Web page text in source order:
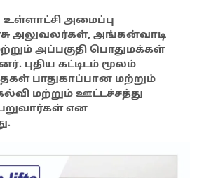
உள்ளாட்சி அமைப்பு
அலுவலர்கள், அங்கன்வாடி
அப்பகுதி பொதுமக்கள்
புதிய கட்டிடம் மூலம்
பாதுகாப்பான மற்றும்
மற்றும் ஊட்டச்சத்து
என